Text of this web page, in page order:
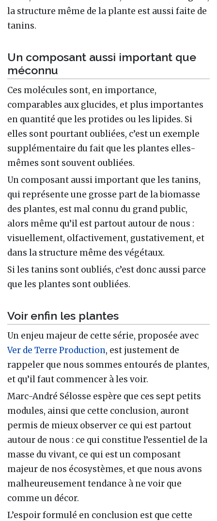
la structure même de la plante est aussi faite de
tanins.
Un composant aussi important que
méconnu
Ces molécules sont, en importance,
comparables aux glucides, et plus importantes
en quantité que les protides ou les lipides. Si
elles sont pourtant oubliées, c’est un exemple
supplémentaire du fait que les plantes elles-
mêmes sont souvent oubliées.
Un composant aussi important que les tanins,
qui représente une grosse part de la biomasse
des plantes, est mal connu du grand public,
alors même qu’il est partout autour de nous :
visuellement, olfactivement, gustativement, et
dans la structure même des végétaux.
Si les tanins sont oubliés, c’est donc aussi parce
que les plantes sont oubliées.
Voir enfin les plantes
Un enjeu majeur de cette série, proposée avec
Ver de Terre Production, est justement de
rappeler que nous sommes entourés de plantes,
et qu’il faut commencer à les voir.
Marc-André Sélosse espère que ces sept petits
modules, ainsi que cette conclusion, auront
permis de mieux observer ce qui est partout
autour de nous : ce qui constitue l’essentiel de la
masse du vivant, ce qui est un composant
majeur de nos écosystèmes, et que nous avons
malheureusement tendance à ne voir que
comme un décor.
L’espoir formulé en conclusion est que cette